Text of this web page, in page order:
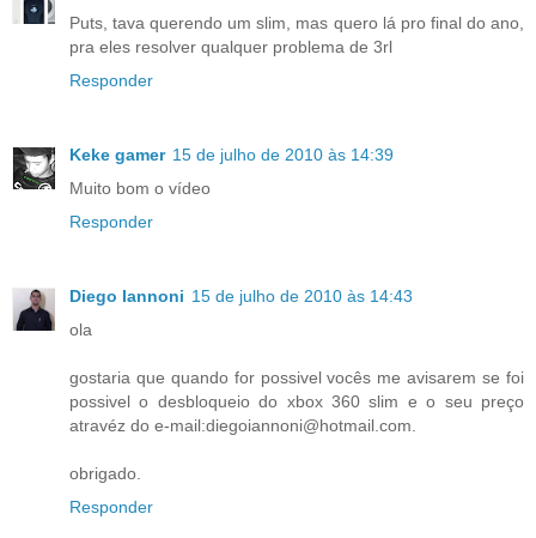
Puts, tava querendo um slim, mas quero lá pro final do ano,
pra eles resolver qualquer problema de 3rl
Responder
Keke gamer 15 de julho de 2010 às 14:39
Muito bom o vídeo
Responder
Diego Iannoni 15 de julho de 2010 às 14:43
ola
gostaria que quando for possivel vocês me avisarem se foi
possivel o desbloqueio do xbox 360 slim e o seu preço
atravéz do e-mail:diegoiannoni@hotmail.com.
obrigado.
Responder